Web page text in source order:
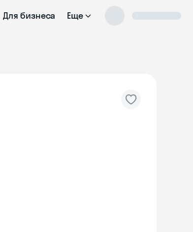
Для бизнеса Еще